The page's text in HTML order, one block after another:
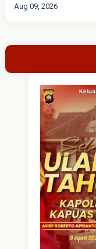
Aug 09, 2026